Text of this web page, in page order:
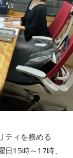
」として、大好
感じるムーミン
ティブなことに
恋愛面でも新鮮
なる人がいるな
気持ちがリフレ
のつながりな
ると面白い出会
ティを務める
日15時～17時、